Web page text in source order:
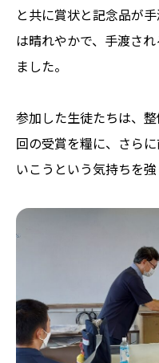
と共に賞状と記念品が
は晴れやかで、手渡さ
ました。
参加した生徒たちは、
回の受賞を糧に、さら
いこうという気持ちを強